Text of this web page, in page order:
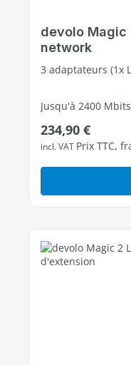
devolo Magic
network
3 adaptateurs (1x
Jusqu'à 2400
6 ports Ethernet
Prix régulier :
234,90 €
incl. VAT Prix TTC,